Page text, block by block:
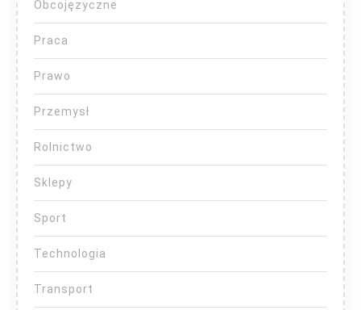
Obcojęzyczne
Praca
Prawo
Przemysł
Rolnictwo
Sklepy
Sport
Technologia
Transport